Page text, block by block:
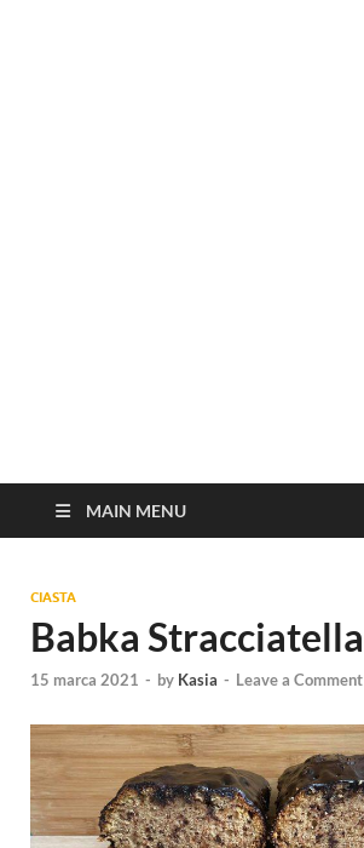
MAIN MENU
CIASTA
Babka Stracciatella
15 marca 2021 - by Kasia - Leave a Comment